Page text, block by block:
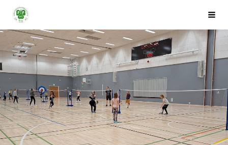
Siirry
sivun
sisältöön
Porin Pyrintö ry